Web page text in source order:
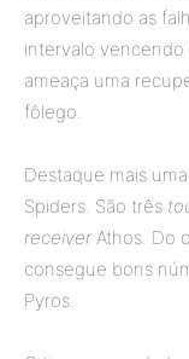
aproveitando as
intervalo vencendo
ameaça uma
fôlego.
Destaque mais
Spiders. São três
receiver Athos. Do
consegue bons
Pyros.